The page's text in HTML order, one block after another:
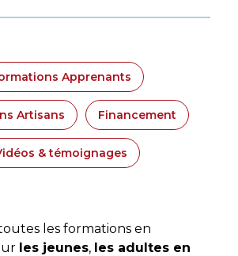
Apprenants
Artisans Financement
& témoignages
les formations en
les jeunes, les adultes en